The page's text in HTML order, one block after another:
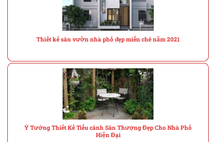
Thiết kế sân vườn nhà phố đẹp miễn chê năm 2021
Ý Tưởng Thiết Kế Tiểu cảnh Sân Thượng Đẹp Cho Nhà Phố
Hiện Đại